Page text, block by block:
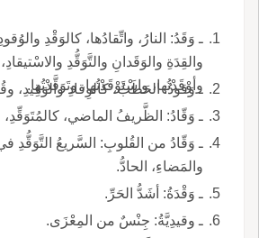
ـ وَقَدُ: النارُ، واتِّقادُها، كالوَقْدِ
والقِدَةِ والوَقَدانِ والتَّوَقُّدِ
وأوْقَدْتُها، واسْتَوْقَدْتُها، وتَوَقَّدْتُها.
ـ وَقودُ: الحَطَبُ، كالوِقادِ والوَقِيدِ،
ـ وَقّادُ: الظَّريفُ الماضي،
ـ وَقّادُ من القُلوبِ: السَّريعُ التَّوَقُّدِ
والمَضاءِ، الحادُّ.
ـ وَقْدَةُ: أشَدُّ الحَرِّ.
ـ وقيدِيَّةُ: جِنْسٌ من المِعْزَى.